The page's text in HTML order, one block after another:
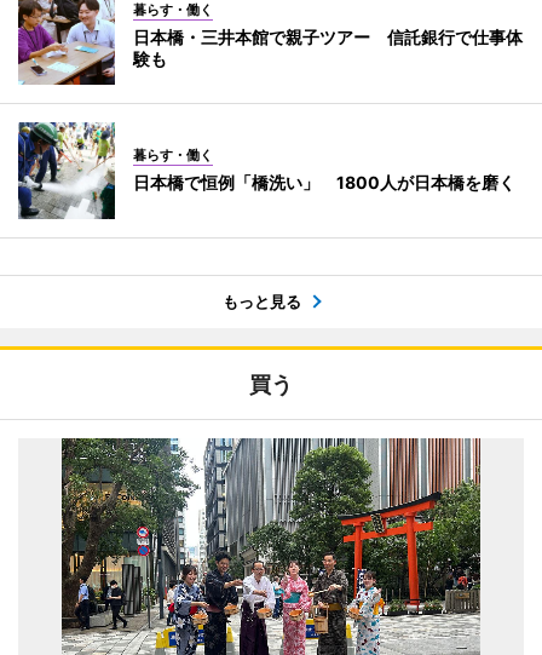
暮らす・働く
日本橋・三井本館で親子ツアー 信託銀行で仕事体
験も
暮らす・働く
日本橋で恒例「橋洗い」 1800人が日本橋を磨く
もっと見る
買う